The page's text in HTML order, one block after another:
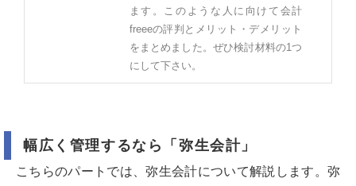
ます。このような人に向けて会計
freeeの評判とメリット・デメリット
をまとめました。ぜひ検討材料の1つ
にして下さい。
幅広く管理するなら「弥生会計」
こちらのパートでは、弥生会計について解説します。弥